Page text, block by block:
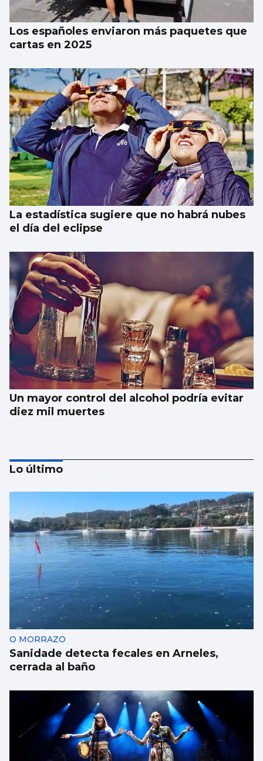
Los españoles enviaron más paquetes que
cartas en 2025
La estadística sugiere que no habrá nubes
el día del eclipse
Un mayor control del alcohol podría evitar
diez mil muertes
El Vaticano cerró el año 2025 con un
patrimonio neto de 2.686 millones
Lo último
O MORRAZO
Sanidade detecta fecales en Arneles,
cerrada al baño